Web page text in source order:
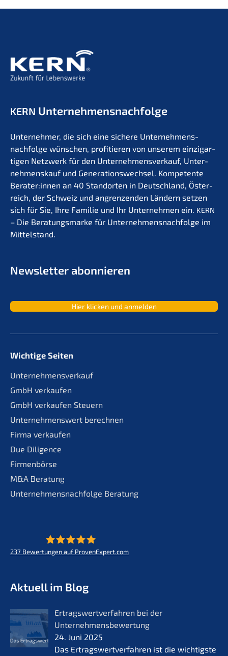
KERN Unternehmens­nachfolge
Unter­neh­mer, die sich eine siche­re Unternehmens­
nachfolge wünschen, profi­tie­ren von unserem einzig­ar­
ti­gen Netzwerk für den Unter­nehmens­verkauf, Unter­
nehmens­kauf und Generations­wechsel. Kompe­ten­te
Berater:innen an 40 Stand­or­ten in Deutsch­land, Öster­
reich, der Schweiz und angren­zen­den Ländern setzen
sich für Sie, Ihre Familie und Ihr Unter­neh­men ein. KERN
– Die Beratungs­mar­ke für Unternehmens­nachfolge im
Mittelstand.
Newslet­ter abonnieren
Hier klicken und anmelden
Wichtige Seiten
Unternehmensverkauf
GmbH verkaufen
GmbH verkaufen Steuern
Unternehmenswert berechnen
Firma verkaufen
Due Diligence
Firmenbörse
M&A Beratung
Unternehmensnachfolge Beratung
237 Bewertungen auf ProvenExpert.com
Aktuell im Blog
Ertrags­wert­ver­fah­ren bei der
Unternehmensbewertung
24. Juni 2025
Das Ertrags­wert­ver­fah­ren ist die wichtigs­te